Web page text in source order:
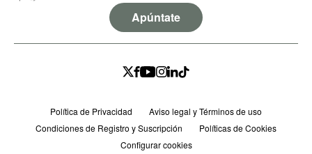
Apúntate
Política de Privacidad
Aviso legal y Términos de uso
Condiciones de Registro y Suscripción
Políticas de Cookies
Configurar cookies